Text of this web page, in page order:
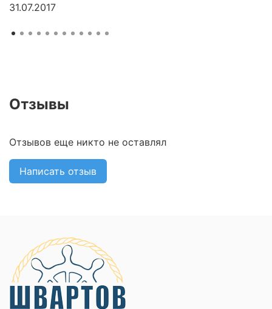
31.07.2017
Отзывы
Отзывов еще никто не оставлял
Написать отзыв